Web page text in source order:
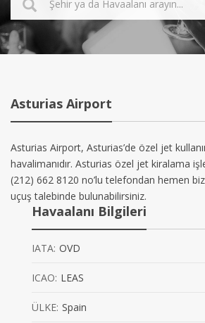
Asturias Airport
Asturias Airport, Asturias’de özel jet
havalimanıdır. Asturias özel jet kiralama
(212) 662 8120 no’lu telefondan hemen
uçuş talebinde bulunabilirsiniz.
Havaalanı Bilgileri
IATA: OVD
ICAO: LEAS
ÜLKE: Spain